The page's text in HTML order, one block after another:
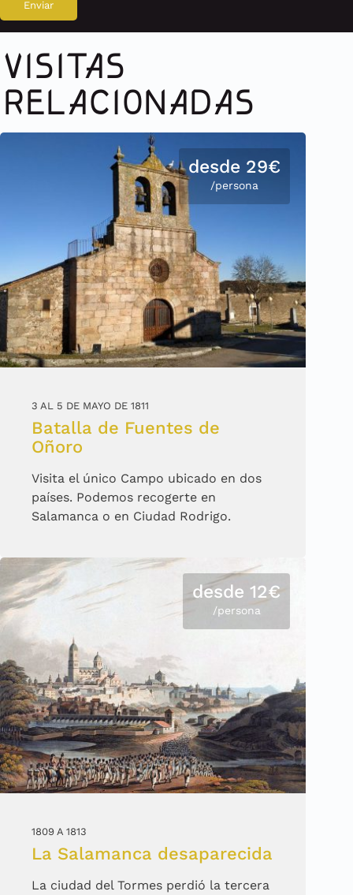
VISITAS
RELACIONADAS
desde 29€
/persona
3 AL 5 DE MAYO DE 1811
Batalla de Fuentes de
Oñoro
Visita el único Campo ubicado en dos
países. Podemos recogerte en
Salamanca o en Ciudad Rodrigo.
desde 12€
/persona
1809 A 1813
La Salamanca desaparecida
La ciudad del Tormes perdió la tercera